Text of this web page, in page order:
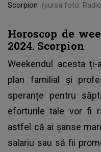
Scorpion
(sursa foto:
Horoscop de
2024. Scorpion
Weekendul acesta
plan familial și
speranțe pentru
eforturile tale vor fi
astfel că ai șanse
salariu sau să fii